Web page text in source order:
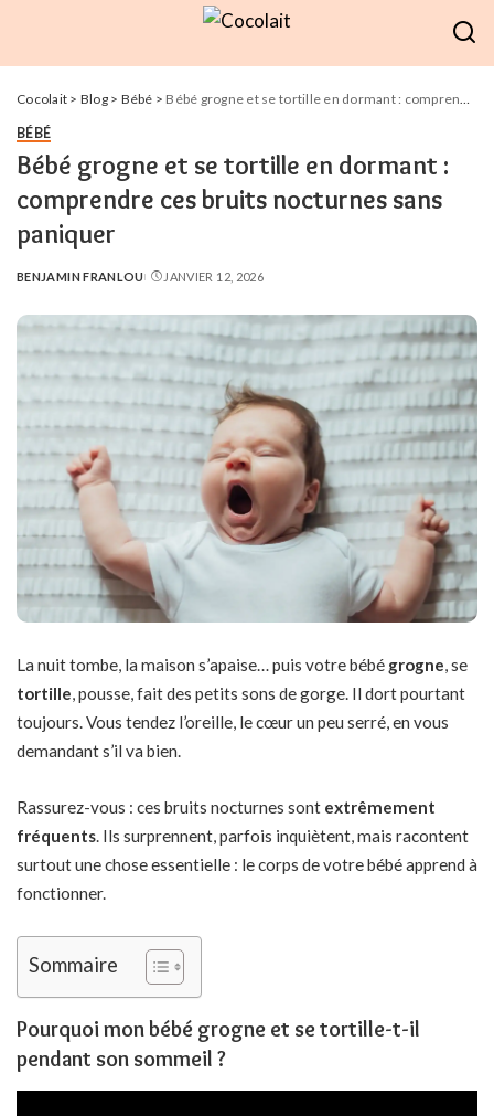
Cocolait > Blog> Bébé > Bébé grogne et se tortille en dormant : comprendre ces bruits nocturnes sans paniquer
BÉBÉ
Bébé grogne et se tortille en dormant :
comprendre ces bruits nocturnes sans
paniquer
POSTED
BENJAMIN FRANLOU JANVIER 12, 2026
La nuit tombe, la maison s’apaise… puis votre bébé grogne , se
tortille , pousse, fait des petits sons de gorge. Il dort pourtant
toujours. Vous tendez l’oreille, le cœur un peu serré, en vous
demandant s’il va bien.
Rassurez-vous : ces bruits nocturnes sont extrêmement
fréquents. Ils surprennent, parfois inquiètent, mais racontent
surtout une chose essentielle : le corps de votre bébé apprend à
fonctionner.
Sommaire
Pourquoi mon bébé grogne et se tortille-t-il
pendant son sommeil ?